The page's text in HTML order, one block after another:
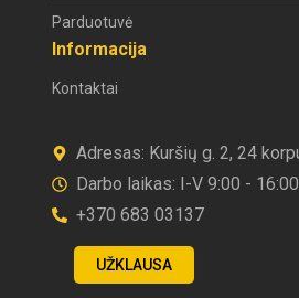
Parduotuvė
Informacija
Kontaktai
Adresas: Kuršių g. 2, 24
Darbo laikas: I-V 9:00 -
+370 683 03137
UŽKLAUSA